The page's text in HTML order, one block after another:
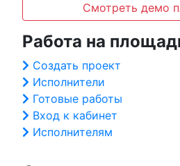
Смотреть демо
Работа на
Создать проект
Исполнители
Готовые работы
Вход к кабинет
Исполнителям